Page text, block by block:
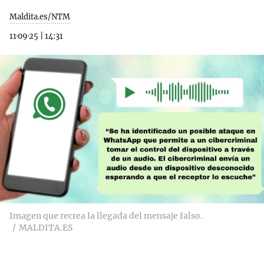
Maldita.es/NTM
11·09·25
14:31
Imagen que recrea la llegada del mensaje falso.
MALDITA.ES